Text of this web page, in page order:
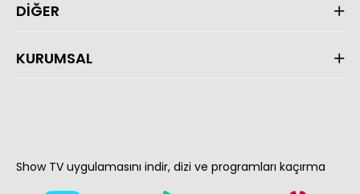
DİĞER
KURUMSAL
Show TV uygulamasını indir, dizi ve programları kaçırma